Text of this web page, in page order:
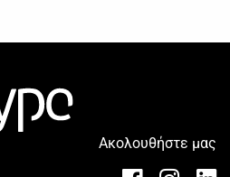
Ακολουθήστε μας